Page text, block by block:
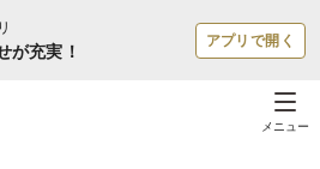
が充実！
アプリで開く
メニュー